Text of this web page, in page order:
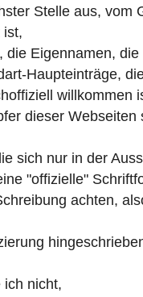
Stelle aus, vom
ist,
die Eigennamen,
Haupteinträge,
willkommen
dieser Webseiten
sich nur in der
"offizielle"
achten,
ich nicht,